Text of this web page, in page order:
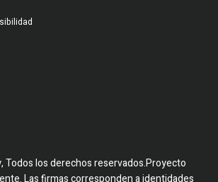
Todos los derechos reservados.Proyecto